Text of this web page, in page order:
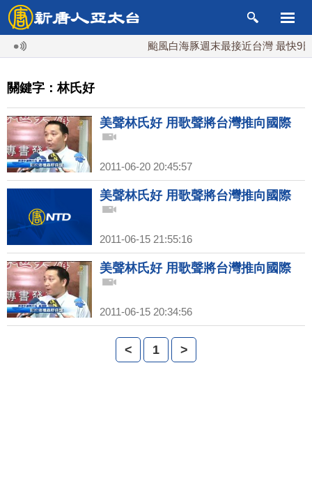
颱風白海豚週末最接近台灣 最快9日
關鍵字：林氏好
美聲林氏好 用歌聲將台灣推向國際
2011-06-20 20:45:57
美聲林氏好 用歌聲將台灣推向國際
2011-06-15 21:55:16
美聲林氏好 用歌聲將台灣推向國際
2011-06-15 20:34:56
< 1 >